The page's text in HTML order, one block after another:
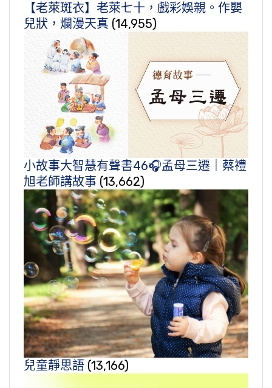
【老萊斑衣】老萊七十，戲彩娛親。作嬰
兒狀，爛漫天真 (14,955)
小故事大智慧有聲書46🎧孟母三遷｜蔡禮
旭老師講故事 (13,662)
兒童靜思語 (13,166)